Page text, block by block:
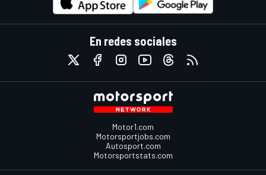
En redes sociales
Motor1.com
Motorsportjobs.com
Autosport.com
Motorsportstats.com